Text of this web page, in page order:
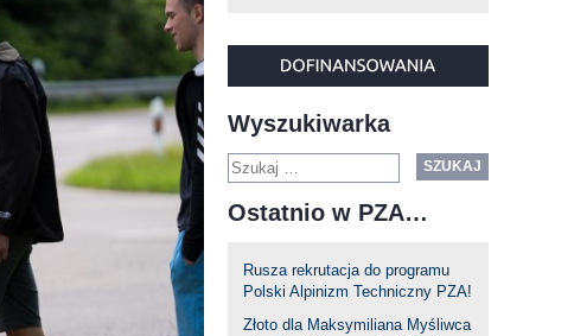
Wyszukiwarka
SZUKAJ
Ostatnio w PZA…
Rusza rekrutacja do programu
Polski Alpinizm Techniczny PZA!
Złoto dla Maksymiliana Myśliwca